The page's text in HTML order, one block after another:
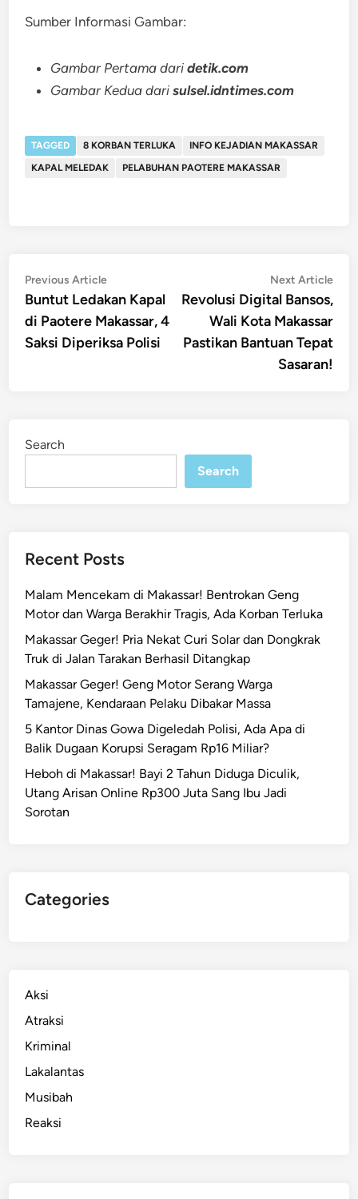
Sumber Informasi Gambar:
Gambar Pertama daridetik.com
Gambar Kedua darisulsel.idntimes.com
TAGGED 8 KORBAN TERLUKA
INFO KEJADIAN MAKASSAR
KAPAL MELEDAK
PELABUHAN PAOTERE MAKASSAR
Post
navigation
Previous ArticlePrevious
article:
Buntut Ledakan Kapal
di Paotere Makassar, 4
Saksi Diperiksa Polisi
Next Article
Revolusi Digital Bansos,
Wali Kota Makassar
Pastikan Bantuan Tepat
Sasaran!
Search
Search
Recent Posts
Malam Mencekam di Makassar! Bentrokan Geng
Motor dan Warga Berakhir Tragis, Ada Korban Terluka
Makassar Geger! Pria Nekat Curi Solar dan Dongkrak
Truk di Jalan Tarakan Berhasil Ditangkap
Makassar Geger! Geng Motor Serang Warga
Tamajene, Kendaraan Pelaku Dibakar Massa
5 Kantor Dinas Gowa Digeledah Polisi, Ada Apa di
Balik Dugaan Korupsi Seragam Rp16 Miliar?
Heboh di Makassar! Bayi 2 Tahun Diduga Diculik,
Utang Arisan Online Rp300 Juta Sang Ibu Jadi
Sorotan
Categories
Aksi
Atraksi
Kriminal
Lakalantas
Musibah
Reaksi